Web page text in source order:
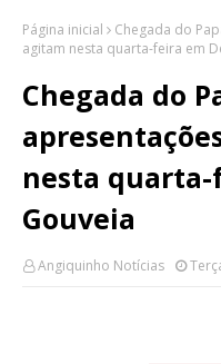
Página inicial
Chegada do
agitam nesta quarta-feira em
Chegada do
nesta
Gouveia
Angiquinho Notícias